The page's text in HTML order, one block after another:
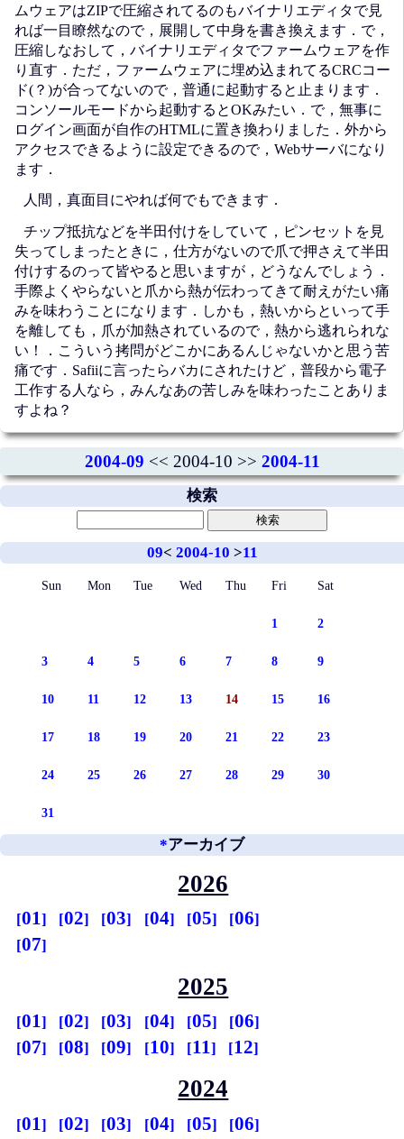
ムウェアはZIPで圧縮されてるのもバイナリエディタで見
れば一目瞭然なので，展開して中身を書き換えます．で，
圧縮しなおして，バイナリエディタでファームウェアを作
り直す．ただ，ファームウェアに埋め込まれてるCRCコー
ド(？)が合ってないので，普通に起動すると止まります．
コンソールモードから起動するとOKみたい．で，無事に
ログイン画面が自作のHTMLに置き換わりました．外から
アクセスできるように設定できるので，Webサーバになり
ます．
人間，真面目にやれば何でもできます．
チップ抵抗などを半田付けをしていて，ピンセットを見
失ってしまったときに，仕方がないので爪で押さえて半田
付けするのって皆やると思いますが，どうなんでしょう．
手際よくやらないと爪から熱が伝わってきて耐えがたい痛
みを味わうことになります．しかも，熱いからといって手
を離しても，爪が加熱されているので，熱から逃れられな
い！．こういう拷問がどこかにあるんじゃないかと思う苦
痛です．Safiiに言ったらバカにされたけど，普段から電子
工作する人なら，みんなあの苦しみを味わったことありま
すよね？
2004-09 << 2004-10 >> 2004-11
検索
09< 2004-10 >11
Sun Mon Tue Wed Thu Fri Sat
1 2
3 4 5 6 7 8 9
10 11 12 13 14 15 16
17 18 19 20 21 22 23
24 25 26 27 28 29 30
31
*アーカイブ
2026
01 02 03 04 05
06
07
2025
01 02 03 04 05
06
07
08 09 10 11 12
2024
01 02 03 04 05
06